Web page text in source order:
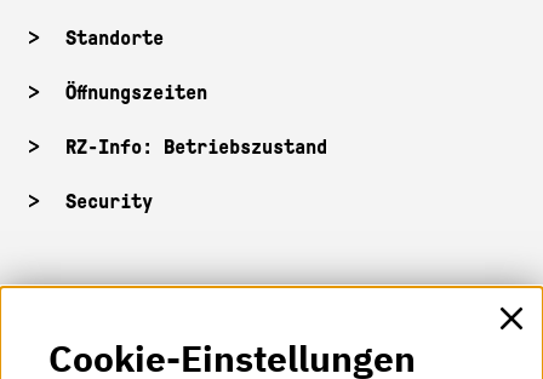
Standorte
Öffnungszeiten
RZ-Info: Betriebszustand
Security
HKA-Shop
HKA-Videos
Cookie-Einstellungen